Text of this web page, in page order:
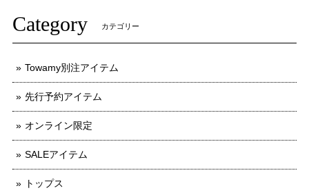
Category カテゴリー
Towamy別注アイテム
先行予約アイテム
オンライン限定
SALEアイテム
トップス